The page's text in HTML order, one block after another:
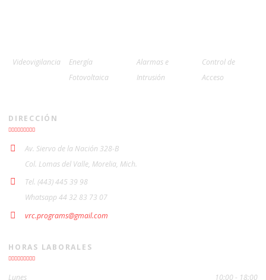
Videovigilancia
Energía
Fotovoltaica
Alarmas e
Intrusión
Control de
Acceso
DIRECCIÓN
Av. Siervo de la Nación 328-B
Col. Lomas del Valle, Morelia, Mich.
Tel. (443) 445 39 98
Whatsapp 44 32 83 73 07
vrc.programs@gmail.com
HORAS LABORALES
Lunes 10:00 - 18:00